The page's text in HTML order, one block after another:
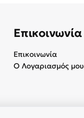
Επικοινωνία
Επικοινωνία
Ο Λογαριασμός μου